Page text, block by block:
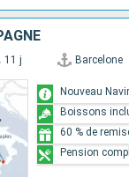
11 j Barcelone
Nouveau
Boissons
60 % de
Pension